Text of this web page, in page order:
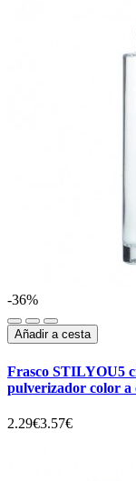
-36%
Añadir a cesta
Frasco STILYOU5
pulverizador color a
2.29€3.57€